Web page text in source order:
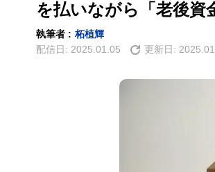
を払いながら「老後資
執筆者 : 柘植輝
配信日: 2025.01.05 更新日: